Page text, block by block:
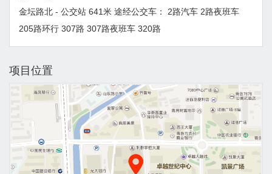
金坛路北 - 公交站 641米 途经公交车： 2路汽车 2路夜班车
205路环行 307路 307路夜班车 320路
项目位置